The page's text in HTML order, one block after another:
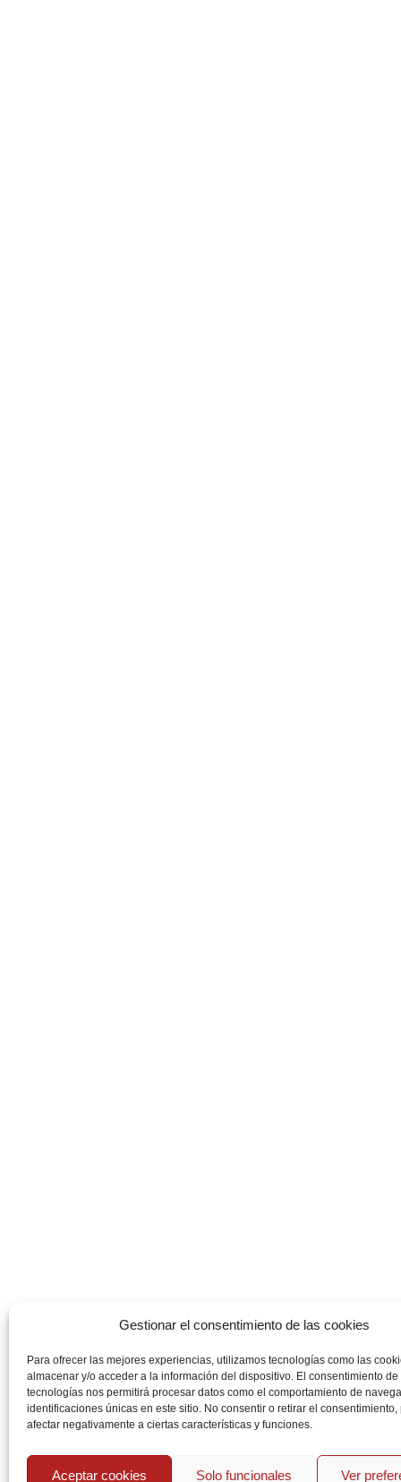
Gestionar el consentimiento de las cookies
Para ofrecer las mejores experiencias, utilizamos tecnologías como las
almacenar y/o acceder a la información del dispositivo. El consentimiento de
tecnologías nos permitirá procesar datos como el comportamiento de
identificaciones únicas en este sitio. No consentir o retirar el consentimiento,
afectar negativamente a ciertas características y funciones.
Aceptar cookies Solo funcionales Ver